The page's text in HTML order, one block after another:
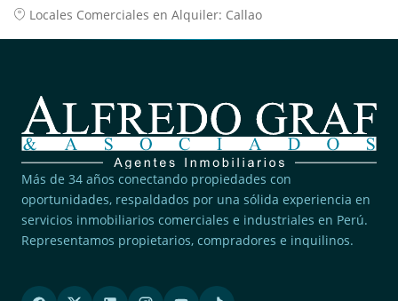
Locales Comerciales en Alquiler: Callao
Más de 34 años conectando propiedades con
oportunidades, respaldados por una sólida experiencia en
servicios inmobiliarios comerciales e industriales en Perú.
Representamos propietarios, compradores e inquilinos.